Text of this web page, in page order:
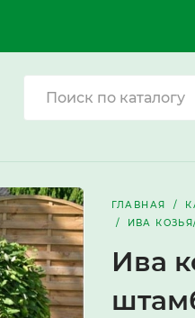
ГЛАВНАЯ
ИВА КОЗЬЯ/
Ива